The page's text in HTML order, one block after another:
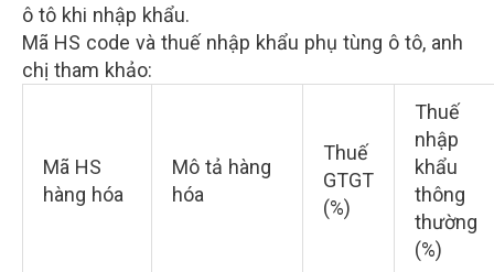
ô tô khi nhập khẩu.
Mã HS code và thuế nhập khẩu phụ tùng ô tô, anh
chị tham khảo:
Mã HS
hàng hóa
Mô tả hàng
hóa
Thuế
GTGT
(%)
Thuế
nhập
khẩu
thông
thường
(%)